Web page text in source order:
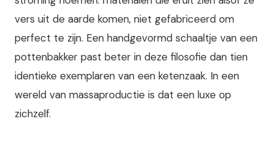
vers uit de aarde komen, niet gefabriceerd om
perfect te zijn. Een handgevormd schaaltje van een
pottenbakker past beter in deze filosofie dan tien
identieke exemplaren van een ketenzaak. In een
wereld van massaproductie is dat een luxe op
zichzelf.